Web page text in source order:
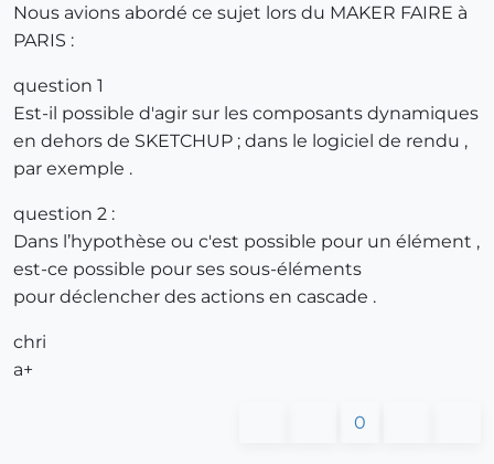
Nous avions abordé ce sujet lors du MAKER FAIRE à
PARIS :
question 1
Est-il possible d'agir sur les composants dynamiques
en dehors de SKETCHUP ; dans le logiciel de rendu ,
par exemple .
question 2 :
Dans l’hypothèse ou c'est possible pour un élément ,
est-ce possible pour ses sous-éléments
pour déclencher des actions en cascade .
chri
a+
0